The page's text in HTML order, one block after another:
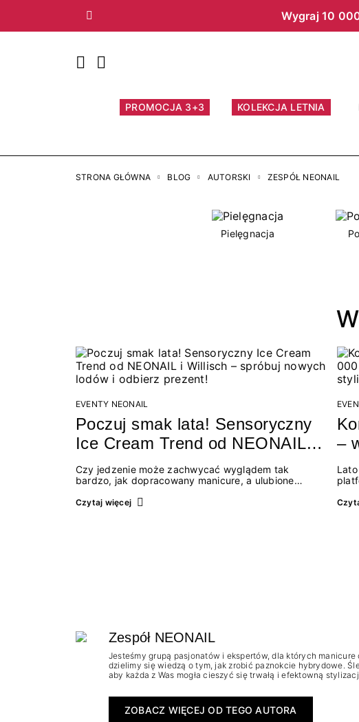
Wygraj 10
Poprzedni
PROMOCJA 3+3 KOLEKCJA LETNIA
STRONA GŁÓWNA BLOG AUTORSKI ZESPÓŁ NEONAIL
Pielęgnacja
EVENTY NEONAIL
Poczuj smak lata! Sensoryczny
Ice Cream Trend od NEONAIL i
Willisch – spróbuj nowych lodów
i odbierz prezent!
Czy jedzenie może zachwycać wyglądem tak
bardzo, jak dopracowany manicure, a ulubione
wakacyjnych wspomnień? Połączenie świata beauty i
Czytaj więcej
–
Zespół NEONAIL
Jesteśmy grupą pasjonatów i ekspertów, dla których
dzielimy się wiedzą o tym, jak zrobić paznokcie hybrydowe.
aby każda z Was mogła cieszyć się trwałą i efektowną
ZOBACZ WIĘCEJ OD TEGO AUTORA